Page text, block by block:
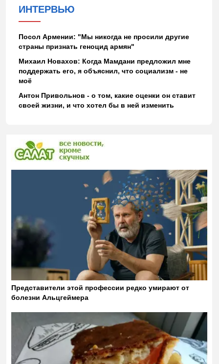
ИНТЕРВЬЮ
Посол Армении: "Мы никогда не просили другие
страны признать геноцид армян"
Михаил Новахов: Когда Мамдани предложил мне
поддержать его, я объяснил, что социализм - не
моё
Антон Привольнов - о том, какие оценки он ставит
своей жизни, и что хотел бы в ней изменить